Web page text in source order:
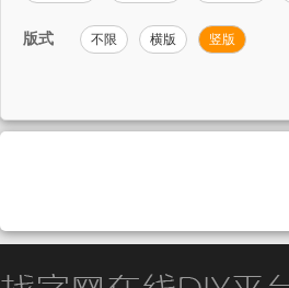
版式 不限 横版 竖版